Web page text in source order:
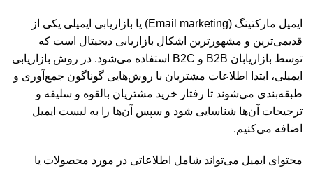
ایمیل مارکتینگ (Email marketing) یا بازاریابی ایمیلی یکی از
قدیمی‌ترین و مشهورترین اشکال بازاریابی دیجیتال است که
توسط بازاریابان B2B و B2C استفاده می‌شود. در روش بازاریابی
ایمیلی، ابتدا اطلاعات مشتریان با روش‌هایی گوناگون جمع‌آوری و
طبقه‌بندی می‌شوند تا رفتار خرید مشتریان بالقوه و سلیقه و
ترجیحات آن‌ها شناسایی شود و سپس آن‌ها را به لیست ایمیل
اضافه می‌کنیم.
محتوای ایمیل می‌تواند شامل اطلاعاتی در مورد محصولات یا